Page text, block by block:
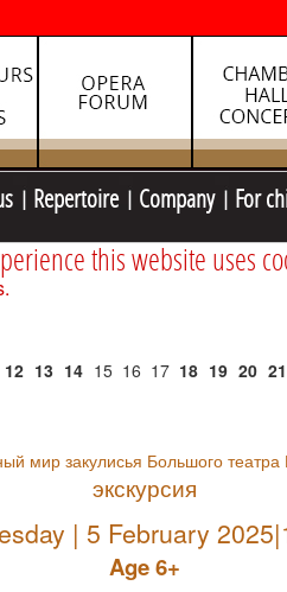
Repertoire Company For
this website uses
12 13 14 15 16 17 18 19 20 21
мир закулисья Большого театра
экскурсия
| 5 February
Age 6+